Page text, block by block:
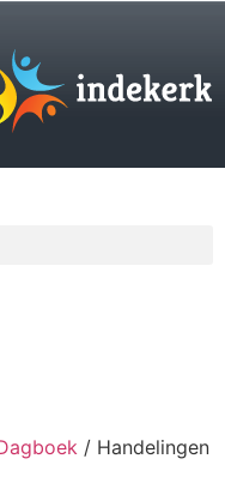
/ Handelingen